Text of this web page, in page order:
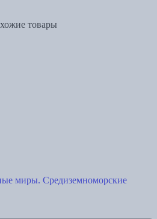
товары
миры. Средиземноморские